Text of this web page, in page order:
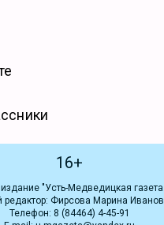
16+
"Усть-Медведицкая
редактор: Фирсова Марина
Телефон: 8 (84464) 4-45-91